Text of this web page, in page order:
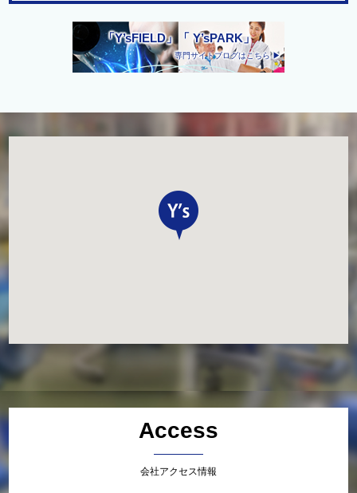
「Y’sFIELD」「 Y’sPARK」
専門サイトブログはこちら ▶
Access
会社アクセス情報